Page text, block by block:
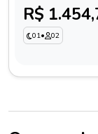
R$
01• 02